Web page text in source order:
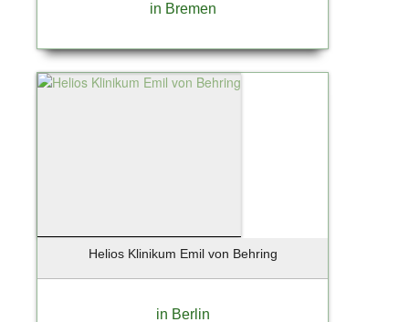
in Bremen
Helios Klinikum Emil von Behring
in Berlin